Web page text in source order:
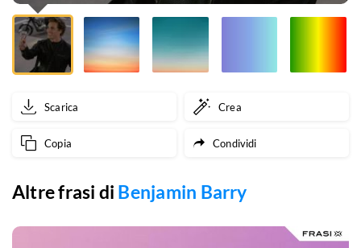
sexy,
un
amore
ma
sto
parlando
Scarica Crea
Copia Condividi
Altre frasi di Benjamin Barry